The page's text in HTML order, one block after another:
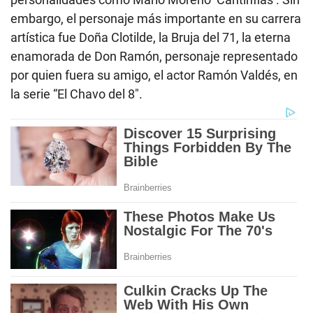
embargo, el personaje más importante en su carrera
artística fue Doña Clotilde, la Bruja del 71, la eterna
enamorada de Don Ramón, personaje representado
por quien fuera su amigo, el actor Ramón Valdés, en
la serie “El Chavo del 8″.